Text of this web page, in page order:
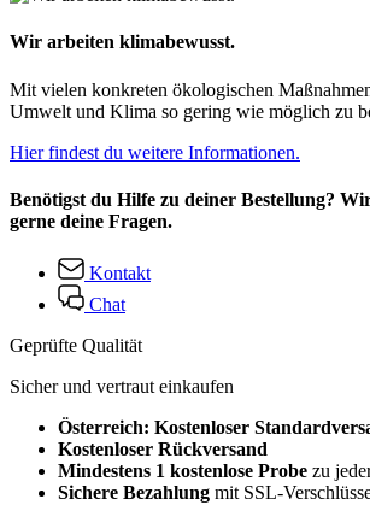
Wir arbeiten klimabewusst.
Mit vielen konkreten ökologischen
Umwelt und Klima so gering wie möglich zu
Hier findest du weitere Informationen.
Benötigst du Hilfe zu deiner Bestellung?
gerne deine Fragen.
Kontakt
Chat
Geprüfte Qualität
Sicher und vertraut einkaufen
Österreich: Kostenloser
Kostenloser Rückversand
Mindestens 1 kostenlose Probe zu
Sichere Bezahlung mit SSL-